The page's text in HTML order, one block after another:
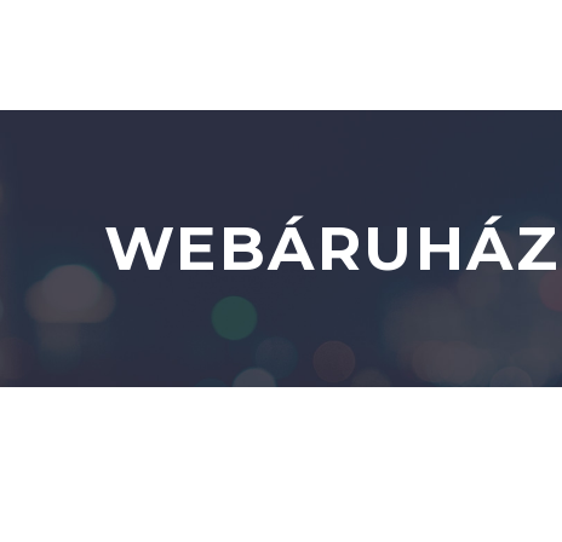
WEBÁRUHÁZ